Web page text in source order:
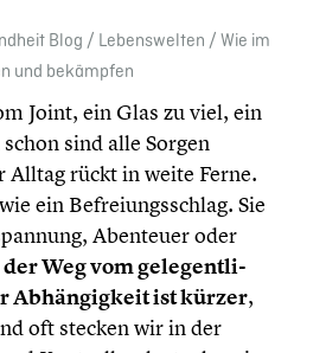
Blog / Lebens­wel­ten / Wie im
und bekämpfen
Joint, ein Glas zu viel, ein
sind alle Sorgen
Alltag rückt in weite Ferne.
ein Befrei­ungs­schlag. Sie
Abenteuer oder
der Weg vom gelegent­li­
Abhän­gig­keit ist kürzer,
oft stecken wir in der